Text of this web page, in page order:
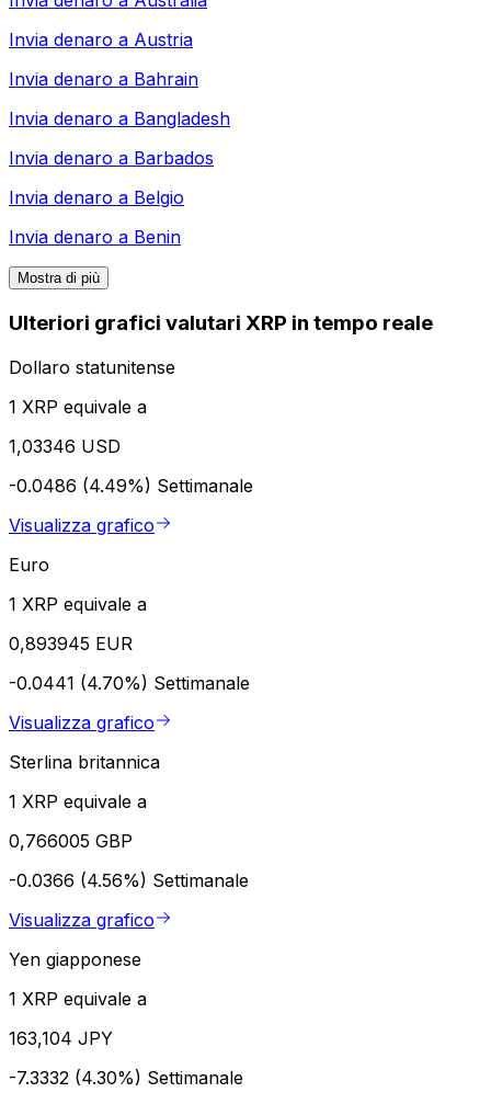
Invia denaro a Austria
Invia denaro a Bahrain
Invia denaro a Bangladesh
Invia denaro a Barbados
Invia denaro a Belgio
Invia denaro a Benin
Mostra di più
Ulteriori grafici valutari XRP in tempo reale
Dollaro statunitense
1 XRP equivale a
1,03346 USD
-0.0486 (4.49%) Settimanale
Visualizza grafico
Euro
1 XRP equivale a
0,893945 EUR
-0.0441 (4.70%) Settimanale
Visualizza grafico
Sterlina britannica
1 XRP equivale a
0,766005 GBP
-0.0366 (4.56%) Settimanale
Visualizza grafico
Yen giapponese
1 XRP equivale a
163,104 JPY
-7.3332 (4.30%) Settimanale